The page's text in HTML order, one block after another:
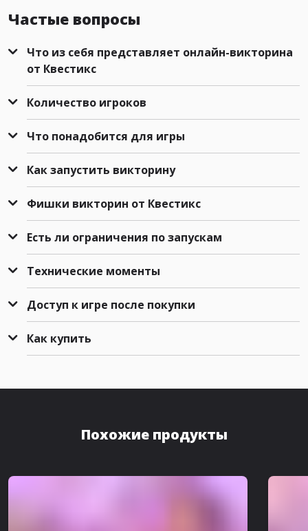
Частые вопросы
Что из себя представляет онлайн-викторина
от Квестикс
Количество игроков
Что понадобится для игры
Как запустить викторину
Фишки викторин от Квестикс
Есть ли ограничения по запускам
Технические моменты
Доступ к игре после покупки
Как купить
Похожие продукты